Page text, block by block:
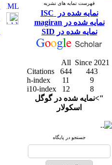
فهرست نمایه های نشریه
نمایه شده در ISC
نمایه شده در magiran
نمایه شده در SID
All Since 2021
Citations
644
443
h-index
11
9
i10-index
12
8
">نمایه شده در گوگل
اسکولار
جستجو در پایگاه